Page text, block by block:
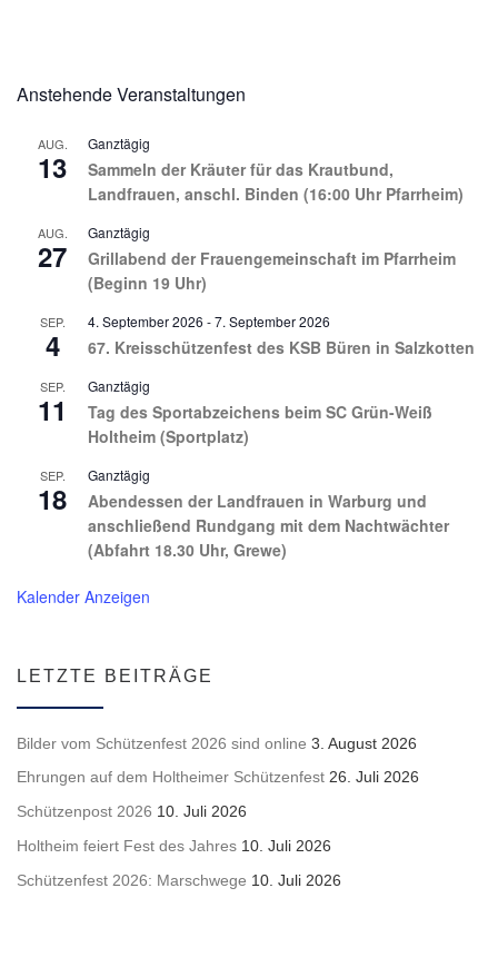
Anstehende Veranstaltungen
AUG.
13
Ganztägig
Sammeln der Kräuter für das Krautbund,
Landfrauen, anschl. Binden (16:00 Uhr Pfarrheim)
AUG.
27
Ganztägig
Grillabend der Frauengemeinschaft im Pfarrheim
(Beginn 19 Uhr)
SEP.
4
4. September 2026 -7. September 2026
67. Kreisschützenfest des KSB Büren in Salzkotten
SEP.
11
Ganztägig
Tag des Sportabzeichens beim SC Grün-Weiß
Holtheim (Sportplatz)
SEP.
18
Ganztägig
Abendessen der Landfrauen in Warburg und
anschließend Rundgang mit dem Nachtwächter
(Abfahrt 18.30 Uhr, Grewe)
Kalender Anzeigen
LETZTE BEITRÄGE
Bilder vom Schützenfest 2026 sind online 3. August 2026
Ehrungen auf dem Holtheimer Schützenfest 26. Juli 2026
Schützenpost 2026 10. Juli 2026
Holtheim feiert Fest des Jahres 10. Juli 2026
Schützenfest 2026: Marschwege 10. Juli 2026